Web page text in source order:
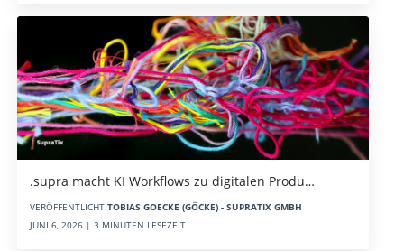
.supra macht KI Workflows zu digitalen Produ…
VERÖFFENTLICHT TOBIAS GOECKE (GÖCKE) - SUPRATIX GMBH
JUNI 6, 2026 | 3 MINUTEN LESEZEIT